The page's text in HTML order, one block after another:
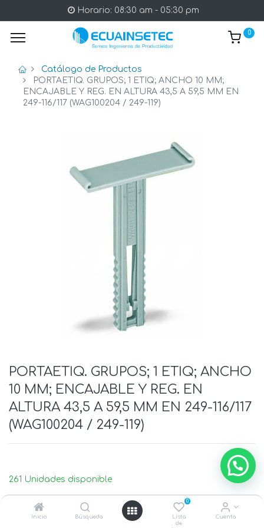
Inicio Búsqueda
0
Lista
de
Cuenta
Horario: 08:30 am - 05:30 pm
0
Catálogo de Productos
PORTAETIQ. GRUPOS; 1 ETIQ; ANCHO 10 MM;
ENCAJABLE Y REG. EN ALTURA 43,5 A 59,5 MM EN
249-116/117 (WAG100204 / 249-119)
PORTAETIQ. GRUPOS; 1 ETIQ; ANCHO
10 MM; ENCAJABLE Y REG. EN
ALTURA 43,5 A 59,5 MM EN 249-116/117
(WAG100204 / 249-119)
261 Unidades disponible